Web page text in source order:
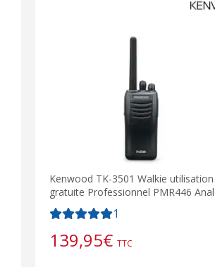
Kenwood TK-3501 Walkie utilisation
gratuite Professionnel PMR446
1
139,95€ TTC